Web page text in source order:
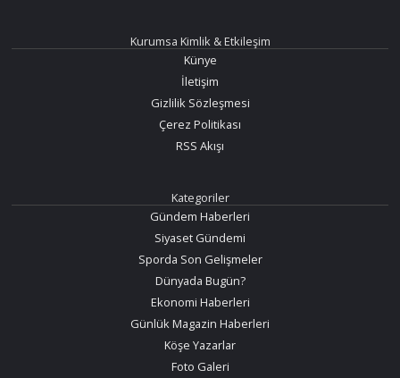
Kurumsa Kimlik & Etkileşim
Künye
İletişim
Gizlilik Sözleşmesi
Çerez Politikası
RSS Akışı
Kategoriler
Gündem Haberleri
Siyaset Gündemi
Sporda Son Gelişmeler
Dünyada Bugün?
Ekonomi Haberleri
Günlük Magazin Haberleri
Köşe Yazarlar
Foto Galeri